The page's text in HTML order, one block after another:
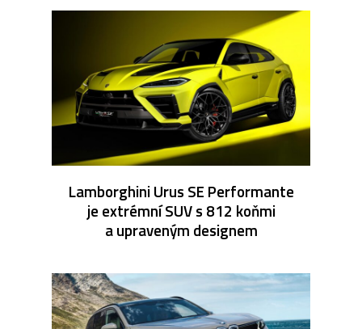
Lamborghini Urus SE Performante
je extrémní SUV s 812 koňmi
a upraveným designem